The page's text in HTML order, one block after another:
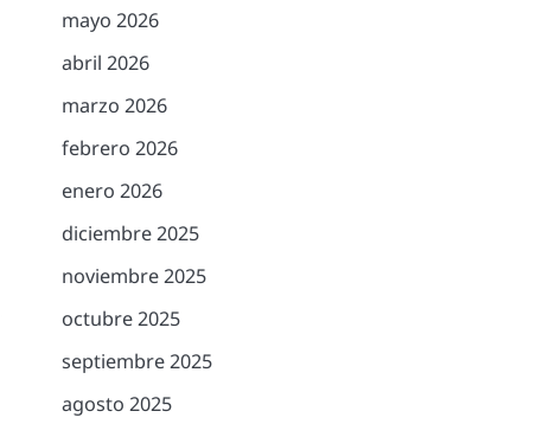
mayo 2026
abril 2026
marzo 2026
febrero 2026
enero 2026
diciembre 2025
noviembre 2025
octubre 2025
septiembre 2025
agosto 2025